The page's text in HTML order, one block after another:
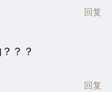
回复
？？
回复